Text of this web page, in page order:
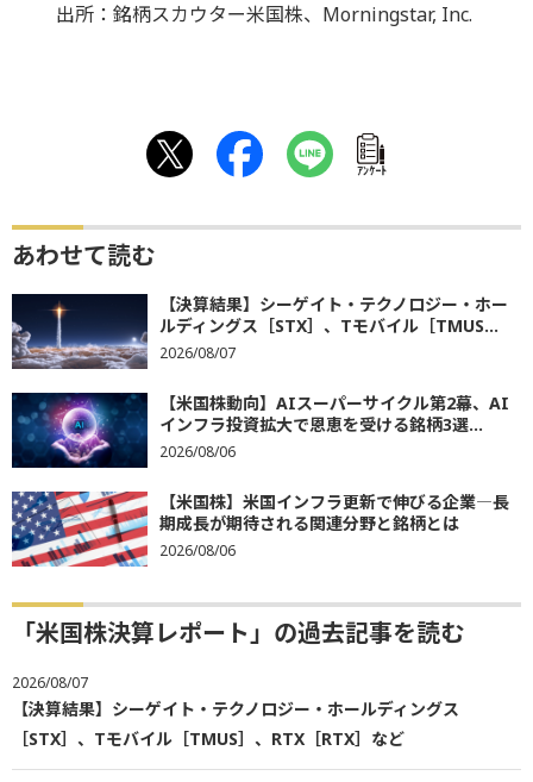
出所：銘柄スカウター米国株、Morningstar, Inc.
ｱﾝｹｰﾄ
あわせて読む
【決算結果】シーゲイト・テクノロジー・ホー
ルディングス［STX］、Tモバイル［TMUS...
2026/08/07
【米国株動向】AIスーパーサイクル第2幕、AI
インフラ投資拡大で恩恵を受ける銘柄3選...
2026/08/06
【米国株】米国インフラ更新で伸びる企業―長
期成長が期待される関連分野と銘柄とは
2026/08/06
「米国株決算レポート」の過去記事を読む
2026/08/07
【決算結果】シーゲイト・テクノロジー・ホールディングス
［STX］、Tモバイル［TMUS］、RTX［RTX］など